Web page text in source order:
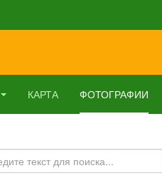
КАРТА ФОТОГРАФИИ